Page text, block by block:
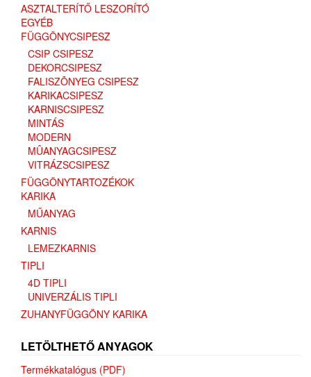
ASZTALTERÍTŐ LESZORÍTÓ
EGYÉB
FÜGGÖNYCSIPESZ
CSIP CSIPESZ
DEKORCSIPESZ
FALISZÕNYEG CSIPESZ
KARIKACSIPESZ
KARNISCSIPESZ
MINTÁS
MODERN
MÛANYAGCSIPESZ
VITRÁZSCSIPESZ
FÜGGÖNYTARTOZÉKOK
KARIKA
MŰANYAG
KARNIS
LEMEZKARNIS
TIPLI
4D TIPLI
UNIVERZÁLIS TIPLI
ZUHANYFÜGGÖNY KARIKA
LETÖLTHETŐ ANYAGOK
Termékkatalógus (PDF)